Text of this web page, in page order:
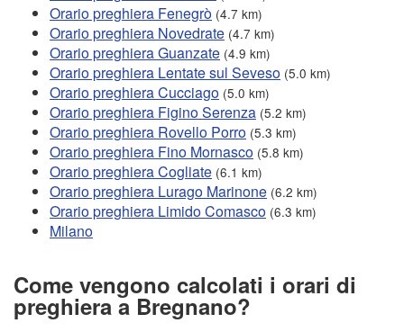
Orario preghiera Fenegrò (4.7 km)
Orario preghiera Novedrate (4.7 km)
Orario preghiera Guanzate (4.9 km)
Orario preghiera Lentate sul Seveso (5.0 km)
Orario preghiera Cucciago (5.0 km)
Orario preghiera Figino Serenza (5.2 km)
Orario preghiera Rovello Porro (5.3 km)
Orario preghiera Fino Mornasco (5.8 km)
Orario preghiera Cogliate (6.1 km)
Orario preghiera Lurago Marinone (6.2 km)
Orario preghiera Limido Comasco (6.3 km)
Milano
Come vengono calcolati i orari di
preghiera a Bregnano?